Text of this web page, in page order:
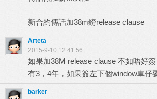
新合約傳話加38m鎊release clause
Arteta
2015-9-10 12:41:56
如果加38M release clause 不如唔好
有3，4年，如果簽左下個window車仔
barker